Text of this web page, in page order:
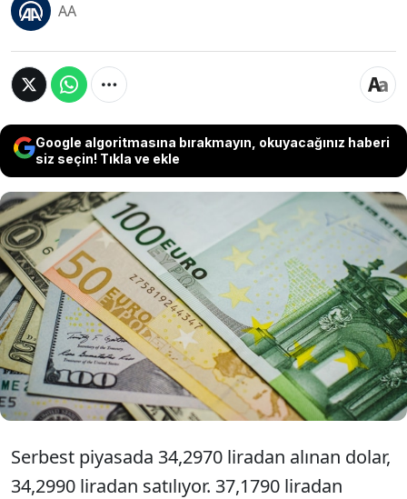
AA
Google algoritmasına bırakmayın, okuyacağınız haberi
siz seçin! Tıkla ve ekle
İstanbul serbest piyasada dolar
34,2990 liradan, Euro 37,1810
liradan güne başladı.
Serbest piyasada 34,2970 liradan alınan dolar,
34,2990 liradan satılıyor. 37,1790 liradan